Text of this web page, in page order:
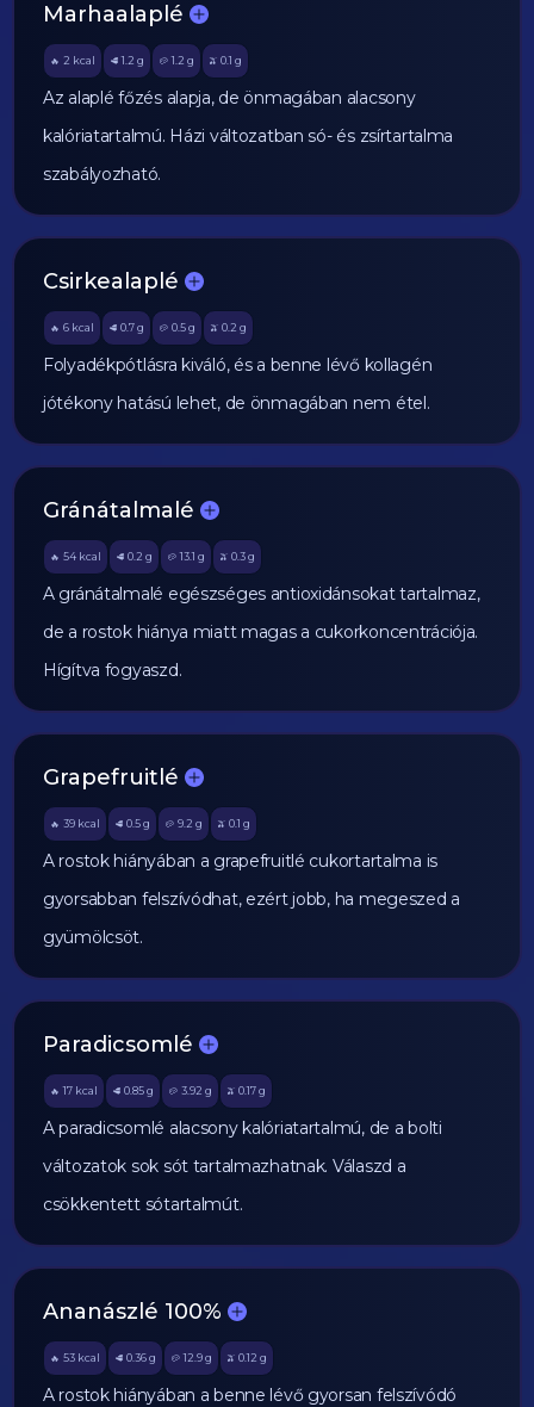
Marhaalaplé
🔥 2 kcal 🥩 1.2 g 🥔 1.2 g 🫒 0.1 g
Az alaplé főzés alapja, de önmagában alacsony
kalóriatartalmú. Házi változatban só- és zsírtartalma
szabályozható.
Csirkealaplé
🔥 6 kcal 🥩 0.7g 🥔 0.5 g 🫒 0.2 g
Folyadékpótlásra kiváló, és a benne lévő kollagén
jótékony hatású lehet, de önmagában nem étel.
Gránátalmalé
🔥 54 kcal 🥩 0.2 g 🥔 13.1 g 🫒 0.3g
A gránátalmalé egészséges antioxidánsokat tartalmaz,
de a rostok hiánya miatt magas a cukorkoncentrációja.
Hígítva fogyaszd.
Grapefruitlé
🔥 39 kcal 🥩 0.5g 🥔 9.2 g 🫒 0.1 g
A rostok hiányában a grapefruitlé cukortartalma is
gyorsabban felszívódhat, ezért jobb, ha megeszed a
gyümölcsöt.
Paradicsomlé
🔥 17 kcal 🥩 0.85g 🥔 3.92 g 🫒 0.17g
A paradicsomlé alacsony kalóriatartalmú, de a bolti
változatok sok sót tartalmazhatnak. Válaszd a
csökkentett sótartalmút.
Ananászlé 100%
🔥 53 kcal 🥩 0.36g 🥔 12.9 g 🫒 0.12 g
A rostok hiányában a benne lévő gyorsan felszívódó